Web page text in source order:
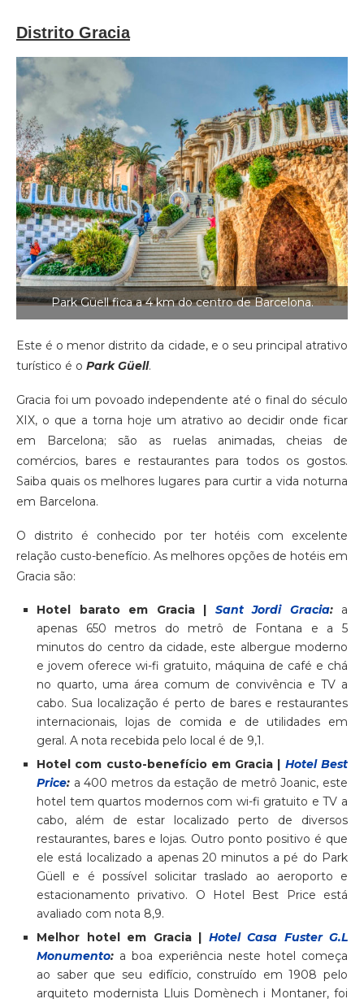
Distrito Gracia
Park Güell fica a 4 km do centro de Barcelona.
Este é o menor distrito da cidade, e o seu principal atrativo
turístico é o Park Güell.
Gracia foi um povoado independente até o final do século
XIX, o que a torna hoje um atrativo ao decidir onde ficar
em Barcelona; são as ruelas animadas, cheias de
comércios, bares e restaurantes para todos os gostos.
Saiba quais os melhores lugares para curtir a vida noturna
em Barcelona.
O distrito é conhecido por ter hotéis com excelente
relação custo-benefício. As melhores opções de hotéis em
Gracia são:
Hotel barato em Gracia | Sant Jordi Gracia: a
apenas 650 metros do metrô de Fontana e a 5
minutos do centro da cidade, este albergue moderno
e jovem oferece wi-fi gratuito, máquina de café e chá
no quarto, uma área comum de convivência e TV a
cabo. Sua localização é perto de bares e restaurantes
internacionais, lojas de comida e de utilidades em
geral. A nota recebida pelo local é de 9,1.
Hotel com custo-benefício em Gracia | Hotel Best
Price: a 400 metros da estação de metrô Joanic, este
hotel tem quartos modernos com wi-fi gratuito e TV a
cabo, além de estar localizado perto de diversos
restaurantes, bares e lojas. Outro ponto positivo é que
ele está localizado a apenas 20 minutos a pé do Park
Güell e é possível solicitar traslado ao aeroporto e
estacionamento privativo. O Hotel Best Price está
avaliado com nota 8,9.
Melhor hotel em Gracia | Hotel Casa Fuster G.L
Monumento: a boa experiência neste hotel começa
ao saber que seu edifício, construído em 1908 pelo
arquiteto modernista Lluis Domènech i Montaner, foi